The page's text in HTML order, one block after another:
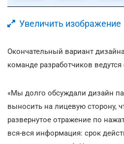
Увеличить изображение
Окончательный вариант
команде разработчиков
«Мы долго обсуждали дизайн
выносить на лицевую сторону,
развернутое отражение по
вся-вся информация: срок